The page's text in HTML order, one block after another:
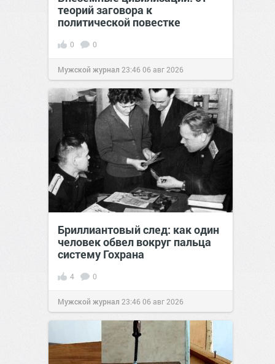
теорий заговора к
политической повестке
0 0
Мужской журнал 23:4606 авг 2026
Бриллиантовый след: как один
человек обвел вокруг пальца
систему Гохрана
4 0
Мужской журнал 23:4606 авг 2026